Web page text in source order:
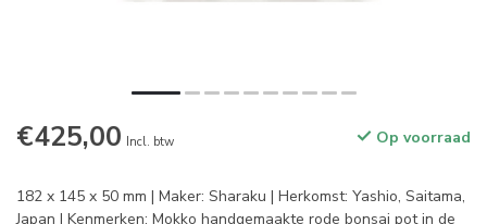
€425,00 Incl. btw Op voorraad
182 x 145 x 50 mm | Maker: Sharaku | Herkomst: Yashio, Saitama,
Japan | Kenmerken: Mokko handgemaakte rode bonsai pot in de